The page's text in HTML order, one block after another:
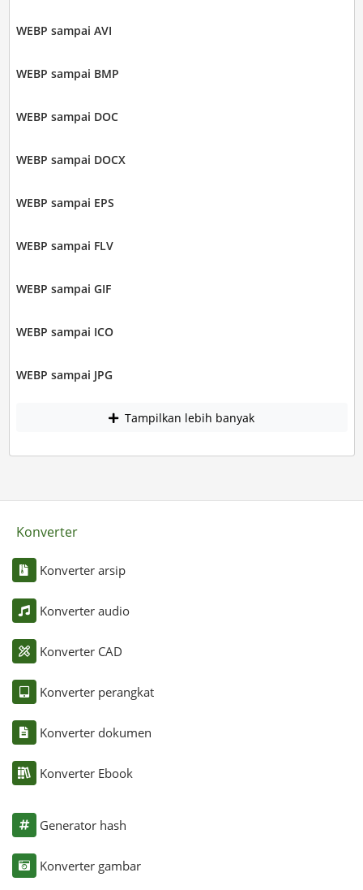
WEBP sampai AVI
WEBP sampai BMP
WEBP sampai DOC
WEBP sampai DOCX
WEBP sampai EPS
WEBP sampai FLV
WEBP sampai GIF
WEBP sampai ICO
WEBP sampai JPG
Tampilkan lebih banyak
Konverter
Konverter arsip
Konverter audio
Konverter CAD
Konverter perangkat
Konverter dokumen
Konverter Ebook
Generator hash
Konverter gambar